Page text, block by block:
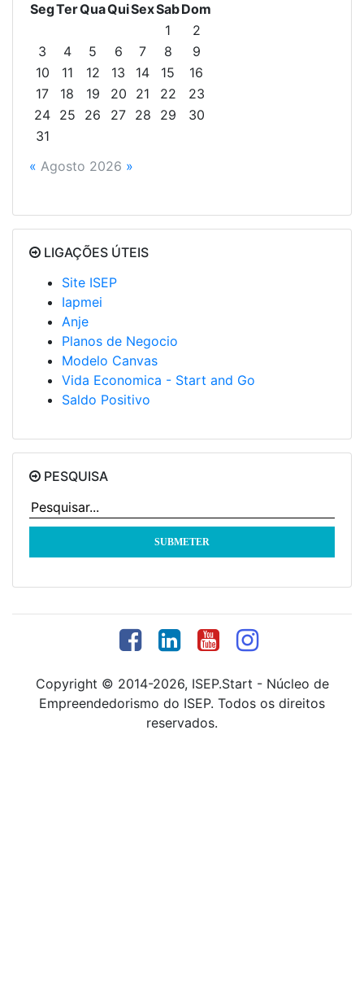
« Agosto 2026 »
SegTerQuaQuiSexSabDom
1
2
3
4 5 6 7 8
9
10
11 12 13 14 15
16
17
18 19 20 21 22
23
24 25 26 27 28 29
30
31
LIGAÇÕES ÚTEIS
Site ISEP
Iapmei
Anje
Planos de Negocio
Modelo Canvas
Vida Economica - Start and Go
Saldo Positivo
PESQUISA
Copyright © 2014-2026, ISEP.Start - Núcleo de
Empreendedorismo do ISEP. Todos os direitos
reservados.